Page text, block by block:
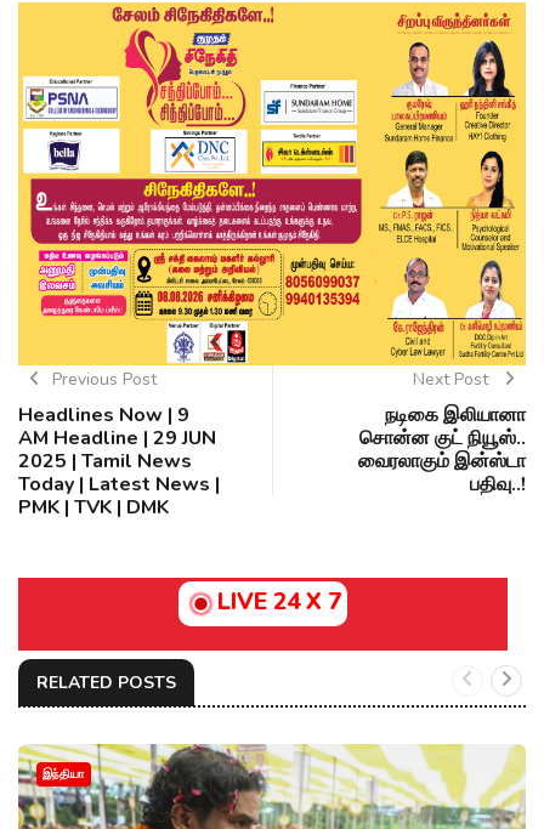
Previous Post
Headlines Now | 9
AM Headline | 29 JUN
2025 | Tamil News
Today | Latest News |
PMK | TVK | DMK
Next Post
நடிகை இலியானா
சொன்ன குட் நியூஸ்..
வைரலாகும் இன்ஸ்டா
பதிவு..!
LIVE 24 X 7
RELATED POSTS
இந்தியா